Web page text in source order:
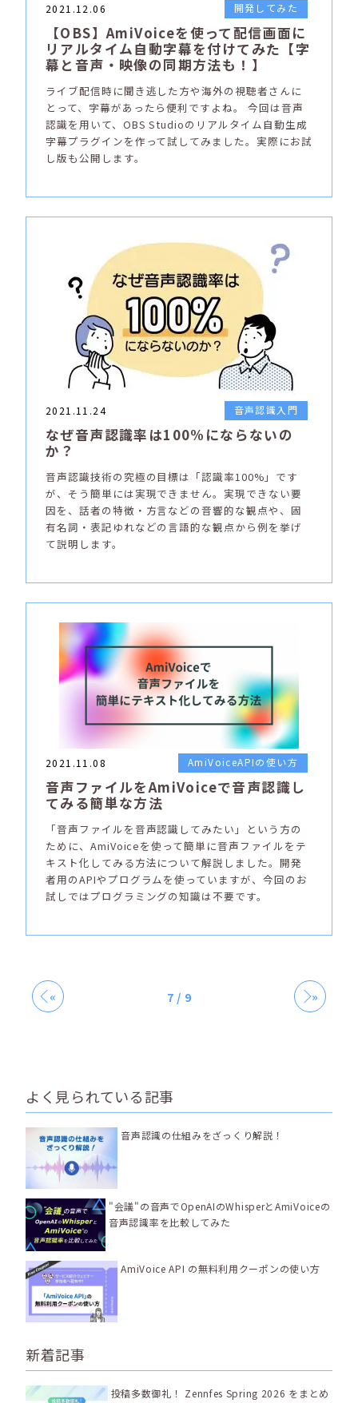
2021.12.06 開発してみた
【OBS】AmiVoiceを使って配信画面に
リアルタイム自動字幕を付けてみた【字
幕と音声・映像の同期方法も！】
ライブ配信時に聞き逃した方や海外の視聴者さんに
とって、字幕があったら便利ですよね。 今回は音声
認識を用いて、OBS Studioのリアルタイム自動生成
字幕プラグインを作って試してみました。実際にお試
し版も公開します。
2021.11.24 音声認識入門
なぜ音声認識率は100%にならないの
か？
音声認識技術の究極の目標は「認識率100%」です
が、そう簡単には実現できません。実現できない要
因を、話者の特徴・方言などの音響的な観点や、固
有名詞・表記ゆれなどの言語的な観点から例を挙げ
て説明します。
2021.11.08 AmiVoiceAPIの使い方
音声ファイルをAmiVoiceで音声認識し
てみる簡単な方法
「音声ファイルを音声認識してみたい」という方の
ために、AmiVoiceを使って簡単に音声ファイルをテ
キスト化してみる方法について解説しました。開発
者用のAPIやプログラムを使っていますが、今回のお
試しではプログラミングの知識は不要です。
7 / 9
« »
よく見られている記事
音声認識の仕組みをざっくり解説！
"会議"の音声でOpenAIのWhisperとAmiVoiceの
音声認識率を比較してみた
AmiVoice API の無料利用クーポンの使い方
新着記事
投稿多数御礼！ Zennfes Spring 2026 をまとめ